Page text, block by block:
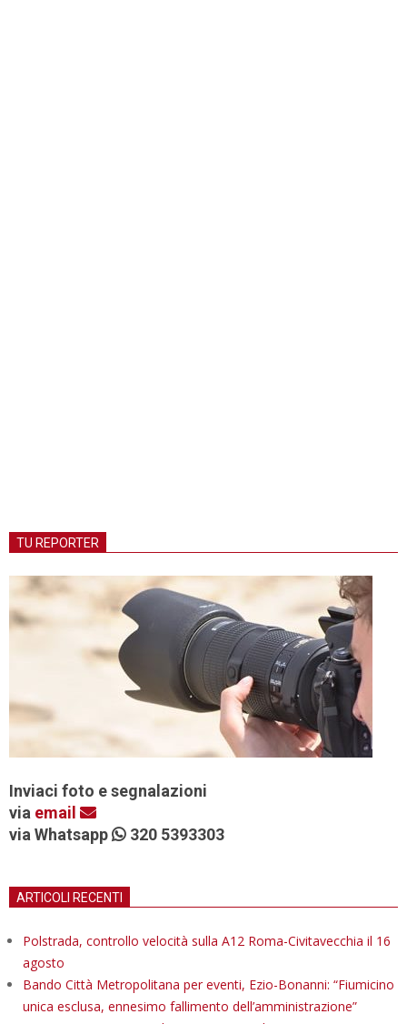
TU REPORTER
Inviaci foto e segnalazioni
via email
via Whatsapp
320 5393303
ARTICOLI RECENTI
Polstrada, controllo velocità sulla A12 Roma-Civitavecchia il 16
agosto
Bando Città Metropolitana per eventi, Ezio-Bonanni: “Fiumicino
unica esclusa, ennesimo fallimento dell’amministrazione”